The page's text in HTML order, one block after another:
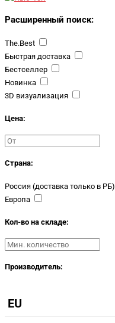
Расширенный поиск:
The.Best
Быстрая доставка
Бестселлер
Новинка
3D визуализация
Цена:
Страна:
Россия (доставка только в РБ)
Европа
Кол-во на складе:
Производитель:
EU